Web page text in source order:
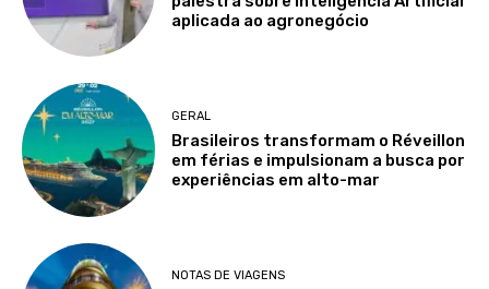
aplicada ao agronegócio
GERAL
Brasileiros transformam o Réveillon
em férias e impulsionam a busca por
experiências em alto-mar
NOTAS DE VIAGENS